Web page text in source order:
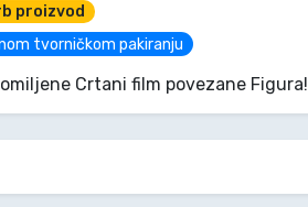
proizvod
tvorničkom pakiranju
Crtani film povezane Figura!